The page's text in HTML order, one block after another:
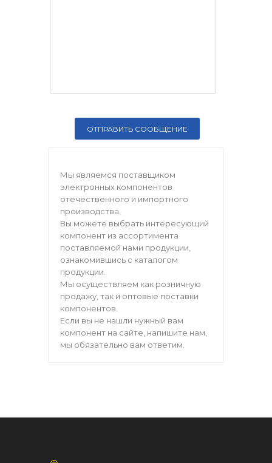
Мы являемся поставщиком
электронных компонентов
отечественного и импортного
производства.
Вы можете выбрать интересующий
компонент из ассортимента
поставляемой нами продукции,
ознакомившись с каталогом
продукции.
Мы осуществляем как розничную
продажу, так и оптовые поставки
компонентов.
Если вы не нашли нужный вам
компонент на сайте, напишите нам,
мы обязательно вам ответим.